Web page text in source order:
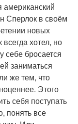
американский
Сперлок в своём
новых
хотел, но
себе бросается
заниматься
же тем, что
Этого
себя поступать
понять все